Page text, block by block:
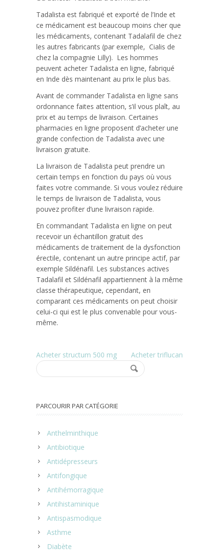
Tadalista est fabriqué et exporté de l’Inde et
ce médicament est beaucoup moins cher que
les médicaments, contenant Tadalafil de chez
les autres fabricants (par exemple, Cialis de
chez la compagnie Lilly). Les hommes
peuvent acheter Tadalista en ligne, fabriqué
en Inde dès maintenant au prix le plus bas.
Avant de commander Tadalista en ligne sans
ordonnance faites attention, s’il vous plaît, au
prix et au temps de livraison. Certaines
pharmacies en ligne proposent d’acheter une
grande confection de Tadalista avec une
livraison gratuite.
La livraison de Tadalista peut prendre un
certain temps en fonction du pays où vous
faites votre commande. Si vous voulez réduire
le temps de livraison de Tadalista, vous
pouvez profiter d’une livraison rapide.
En commandant Tadalista en ligne on peut
recevoir un échantillon gratuit des
médicaments de traitement de la dysfonction
érectile, contenant un autre principe actif, par
exemple Sildénafil. Les substances actives
Tadalafil et Sildénafil appartiennent à la même
classe thérapeutique, cependant, en
comparant ces médicaments on peut choisir
celui-ci qui est le plus convenable pour vous-
même.
Acheter structum 500 mg Acheter triflucan
PARCOURIR PAR CATÉGORIE
Anthelminthique
Antibiotique
Antidépresseurs
Antifongique
Antihémorragique
Antihistaminique
Antispasmodique
Asthme
Diabète